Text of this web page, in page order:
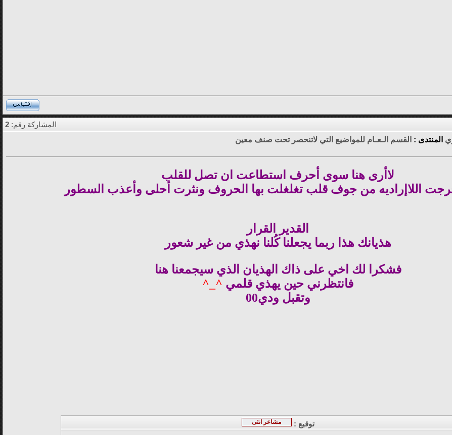
المشاركة رقم: 2
المنتدى : القسم الـعـام للمواضيع التي لاتنحصر تحت صنف معين
لاأرى هنا سوى أحرف استطاعت ان تصل للقلب
اللاإراديه من جوف قلب تغلغلت بها الحروف ونثرت أحلى وأعذب السطور
القدير القرار
هذيانك هذا ربما يجعلنا كُلنا نهذي من غير شعور
فشكرا لك اخي على ذاك الهذيان الذي سيجمعنا هنا
فانتظرني حين يهذي قلمي ^_^
وتقبل ودي00
توقيع : مشاعر انثى